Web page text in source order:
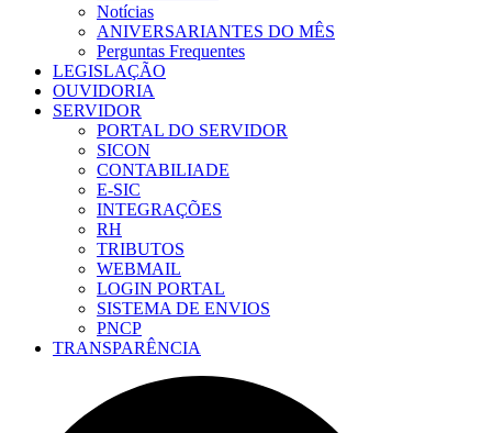
Notícias
ANIVERSARIANTES DO MÊS
Perguntas Frequentes
LEGISLAÇÃO
OUVIDORIA
SERVIDOR
PORTAL DO SERVIDOR
SICON
CONTABILIADE
E-SIC
INTEGRAÇÕES
RH
TRIBUTOS
WEBMAIL
LOGIN PORTAL
SISTEMA DE ENVIOS
PNCP
TRANSPARÊNCIA